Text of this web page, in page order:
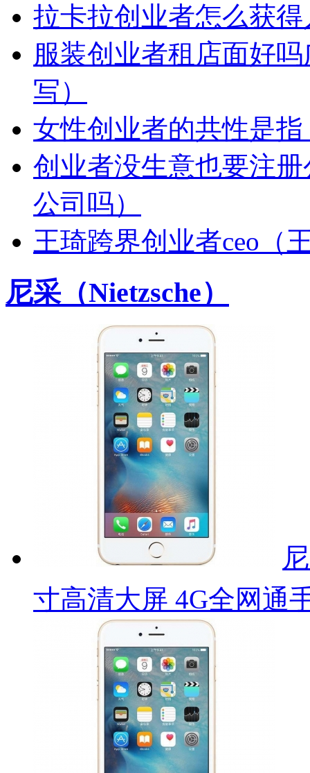
拉卡拉创业者怎么获
服装创业者租店面好
写）
女性创业者的共性是
创业者没生意也要注
公司吗）
王琦跨界创业者ceo（
尼采（Nietzsche）
寸高清大屏 4G全网通